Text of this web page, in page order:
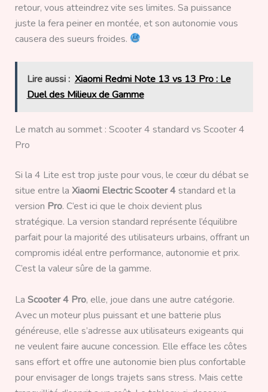
retour, vous atteindrez vite ses limites. Sa puissance
juste la fera peiner en montée, et son autonomie vous
causera des sueurs froides.
Lire aussi : Xiaomi Redmi Note 13 vs 13 Pro : Le
Duel des Milieux de Gamme
Le match au sommet : Scooter 4 standard vs Scooter 4
Pro
Si la 4 Lite est trop juste pour vous, le cœur du débat se
situe entre la Xiaomi Electric Scooter 4standard et la
version Pro. C’est ici que le choix devient plus
stratégique. La version standard représente l’équilibre
parfait pour la majorité des utilisateurs urbains, offrant un
compromis idéal entre performance, autonomie et prix.
C’est la valeur sûre de la gamme.
La Scooter 4 Pro, elle, joue dans une autre catégorie.
Avec un moteur plus puissant et une batterie plus
généreuse, elle s’adresse aux utilisateurs exigeants qui
ne veulent faire aucune concession. Elle efface les côtes
sans effort et offre une autonomie bien plus confortable
pour envisager de longs trajets sans stress. Mais cette